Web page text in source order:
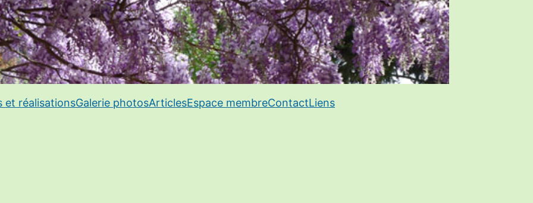
et réalisationsGalerie photosArticlesEspace membreContactLiens